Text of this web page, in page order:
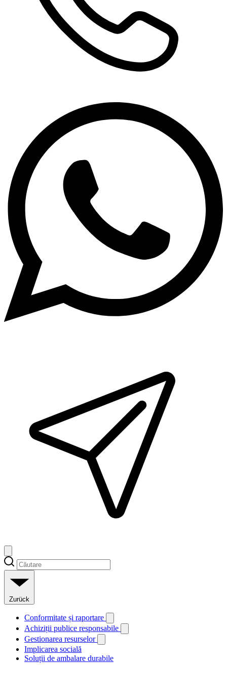
Zurück
Conformitate și raportare
Achiziții publice responsabile
Gestionarea resurselor
Implicarea socială
Soluții de ambalare durabile